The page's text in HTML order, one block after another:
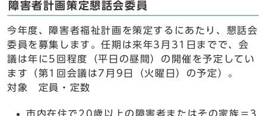
障害者計画策定懇話会委員
今年度、障害者福祉計画を策定するにあたり、懇話会
委員を募集します。任期は来年3月31日までで、会
議は年に5回程度（平日の昼間）の開催を予定してい
ます（第1回会議は7月9日（火曜日）の予定）。
対象 定員・定数
市内在住で20歳以上の障害者またはその家族＝3